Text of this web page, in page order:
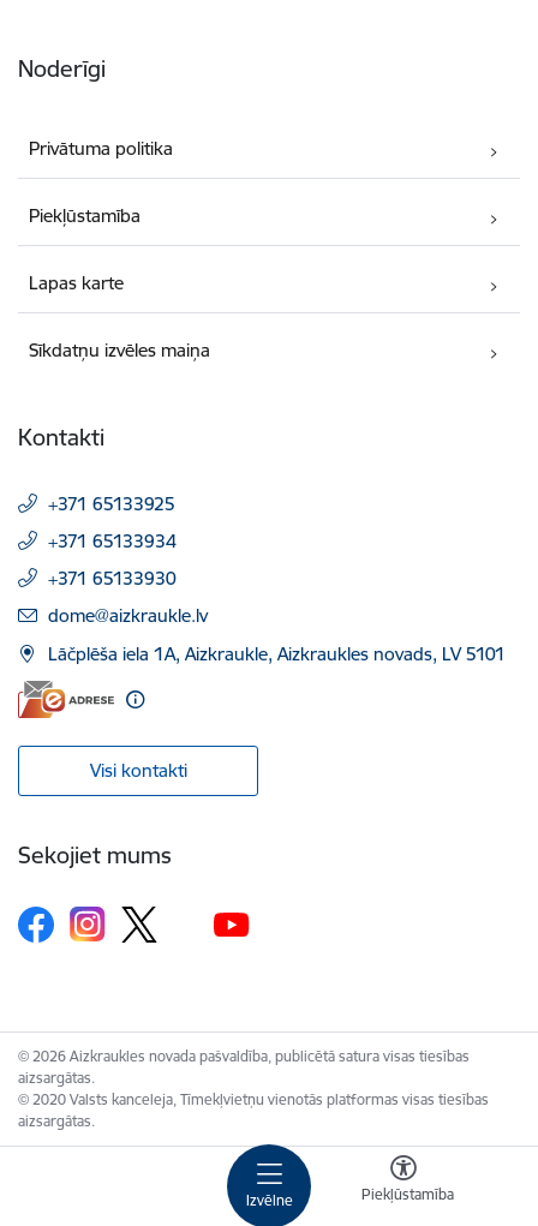
Izvēlne Piekļūstamība
Noderīgi
Privātuma politika
Piekļūstamība
Lapas karte
Sīkdatņu izvēles maiņa
Kontakti
+371 65133925
+371 65133934
+371 65133930
E-pasts:
dome@aizkraukle.lv
Lāčplēša iela 1A, Aizkraukle, Aizkraukles novads, LV 5101
Visi kontakti
Sekojiet mums
© 2026 Aizkraukles novada pašvaldība, publicētā satura visas tiesības
aizsargātas.
© 2020 Valsts kanceleja, Tīmekļvietņu vienotās platformas visas tiesības
aizsargātas.